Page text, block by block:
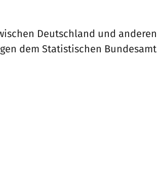
Deutschland und anderen
dem Statistischen Bundesamt